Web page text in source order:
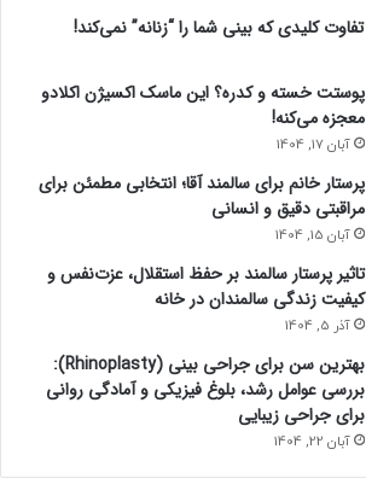
پوستت خسته و کدره؟ این ماسک اکسیژن اکلادو
معجزه می‌کنه!
آبان 17, 1404
پرستار خانم برای سالمند آقا؛ انتخابی مطمئن برای
مراقبتی دقیق و انسانی
آبان 15, 1404
تاثیر پرستار سالمند بر حفظ استقلال، عزت‌نفس و
کیفیت زندگی سالمندان در خانه
آذر 5, 1404
بهترین سن برای جراحی بینی (Rhinoplasty):
بررسی عوامل رشد، بلوغ فیزیکی و آمادگی روانی
برای جراحی زیبایی
آبان 22, 1404